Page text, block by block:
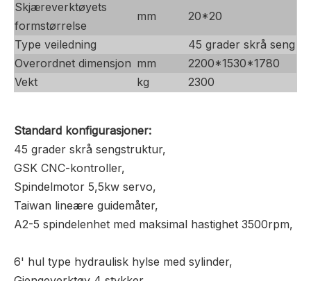
Skjæreverktøyets
formstørrelse
mm 20*20
Type veiledning
45 grader skrå seng
Overordnet dimensjon mm
2200*1530*1780
Vekt
kg 2300
Standard konfigurasjoner:
45 grader skrå sengstruktur,
GSK CNC-kontroller,
Spindelmotor 5,5kw servo,
Taiwan lineære guidemåter,
A2-5 spindelenhet med maksimal hastighet 3500rpm,
6' hul type hydraulisk hylse med sylinder,